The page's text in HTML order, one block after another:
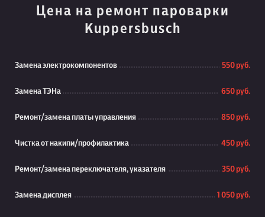
Цена на ремонт пароварки
Kuppersbusch
Замена электрокомпонентов 550 руб.
Замена ТЭНа 650 руб.
Ремонт/замена платы управления 850 руб.
Чистка от накипи/профилактика 450 руб.
Ремонт/замена переключателя, указателя 350 руб.
Замена дисплея 1 050 руб.